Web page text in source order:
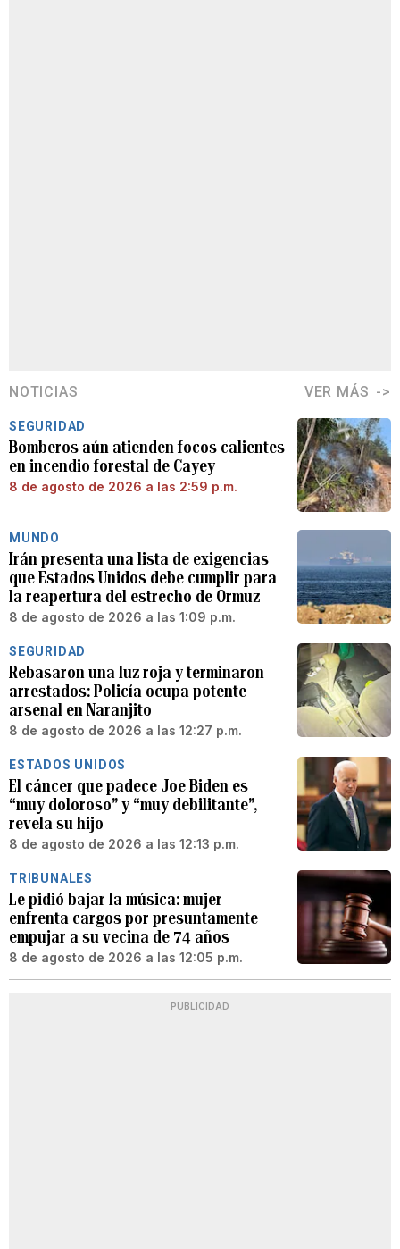
NOTICIAS VER MÁS
SEGURIDAD
Bomberos aún atienden focos calientes
en incendio forestal de Cayey
8 de agosto de 2026 a las 2:59 p.m.
MUNDO
Irán presenta una lista de exigencias
que Estados Unidos debe cumplir para
la reapertura del estrecho de Ormuz
8 de agosto de 2026 a las 1:09 p.m.
SEGURIDAD
Rebasaron una luz roja y terminaron
arrestados: Policía ocupa potente
arsenal en Naranjito
8 de agosto de 2026 a las 12:27 p.m.
ESTADOS UNIDOS
El cáncer que padece Joe Biden es
“muy doloroso” y “muy debilitante”,
revela su hijo
8 de agosto de 2026 a las 12:13 p.m.
TRIBUNALES
Le pidió bajar la música: mujer
enfrenta cargos por presuntamente
empujar a su vecina de 74 años
8 de agosto de 2026 a las 12:05 p.m.
PUBLICIDAD